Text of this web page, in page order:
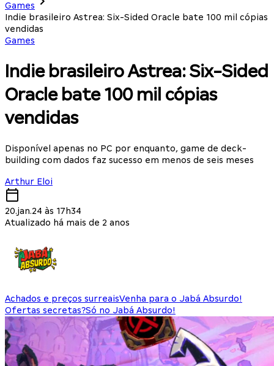
Games
Indie brasileiro Astrea: Six-Sided Oracle bate 100 mil cópias
vendidas
Games
Indie brasileiro Astrea: Six-Sided
Oracle bate 100 mil cópias
vendidas
Disponível apenas no PC por enquanto, game de deck-
building com dados faz sucesso em menos de seis meses
Arthur Eloi
20.jan.24 às 17h34
Atualizado há mais de 2 anos
Achados e preços surreaisVenha para o Jabá Absurdo!
Ofertas secretas?Só no Jabá Absurdo!